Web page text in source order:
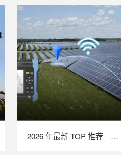
2026 年最新 TOP 推荐｜绝缘接地综合测试仪实力排行，LAILX LXH601 深度测评